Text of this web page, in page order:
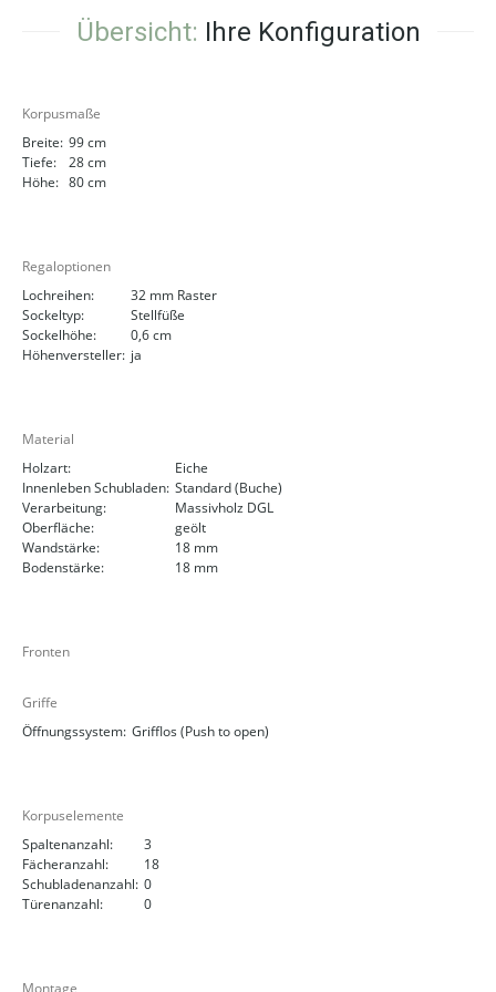
Übersicht: Ihre Konfiguration
Korpusmaße
Breite: 99 cm
Tiefe:
28 cm
Höhe: 80 cm
Regaloptionen
Lochreihen:
32 mm Raster
Sockeltyp:
Stellfüße
Sockelhöhe:
0,6 cm
Höhenversteller: ja
Material
Holzart:
Eiche
Innenleben Schubladen: Standard (Buche)
Verarbeitung:
Massivholz DGL
Oberfläche:
geölt
Wandstärke:
18 mm
Bodenstärke:
18 mm
Fronten
Griffe
Öffnungssystem: Grifflos (Push to open)
Korpuselemente
Spaltenanzahl:
3
Fächeranzahl:
18
Schubladenanzahl: 0
Türenanzahl:
0
Montage